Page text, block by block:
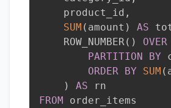
    product_id
,
SUM ( amount ) AS
    ROW_NUMBER
( ) OVER
PARTITION
BY
ORDER BY SUM (
)
AS
FROM